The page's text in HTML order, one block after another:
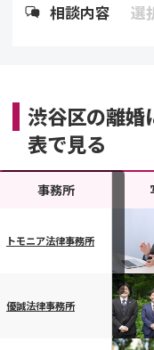
相談内容 選
渋谷区の離婚
表で見る
横スクロール可能
事務所
トモニア法律事務所
優誠法律事務所